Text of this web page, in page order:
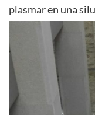
plasmar en una